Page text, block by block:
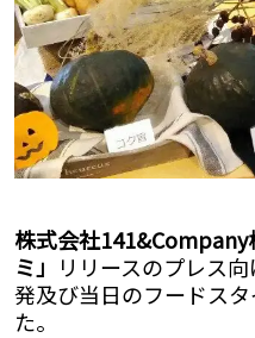
株式会社141&Company
ミ」 リリースのプレス
発及び当日のフードス
た。